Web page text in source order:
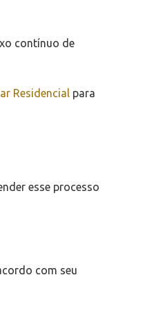
contínuo de
Residencial para
esse processo
com seu